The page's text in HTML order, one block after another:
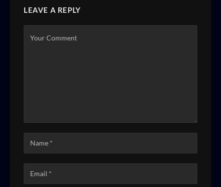
LEAVE A REPLY